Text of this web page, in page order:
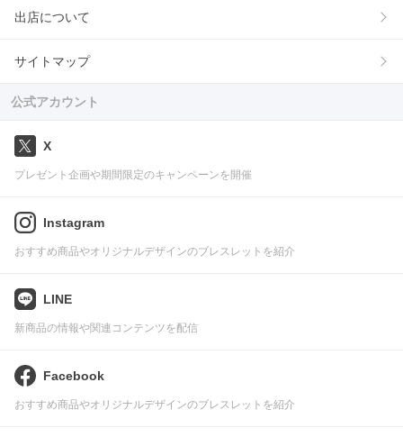
出店について
サイトマップ
公式アカウント
X
プレゼント企画や期間限定のキャンペーンを開催
Instagram
おすすめ商品やオリジナルデザインのブレスレットを紹介
LINE
新商品の情報や関連コンテンツを配信
Facebook
おすすめ商品やオリジナルデザインのブレスレットを紹介